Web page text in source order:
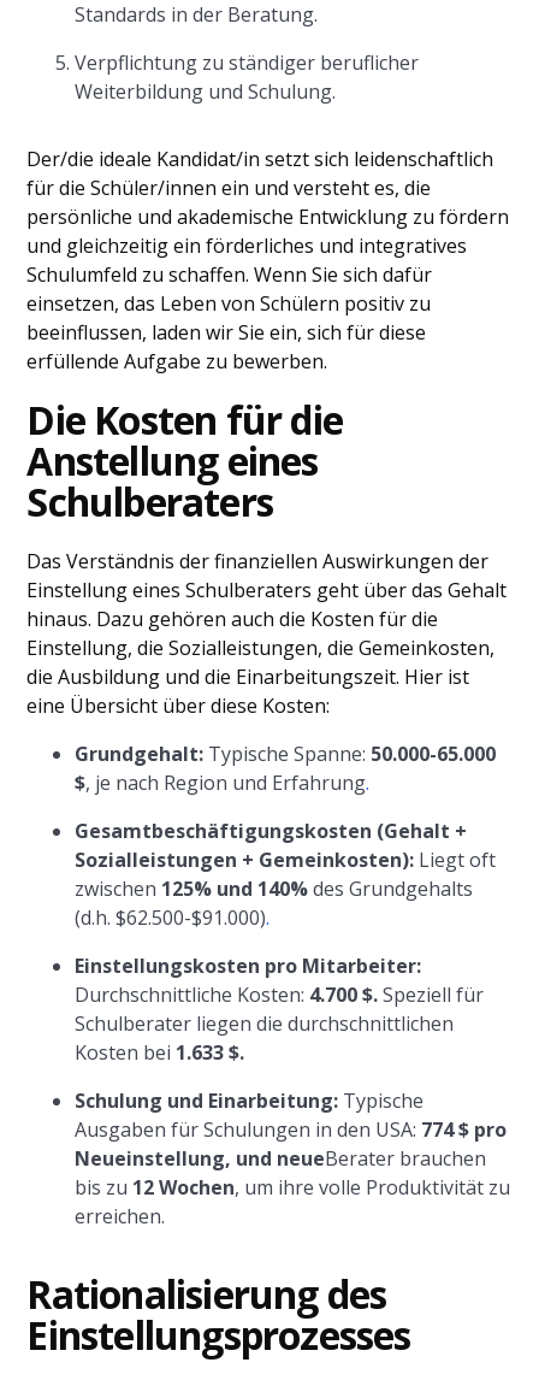
Standards in der Beratung.
Verpflichtung zu ständiger beruflicher
Weiterbildung und Schulung.
Der/die ideale Kandidat/in setzt sich leidenschaftlich
für die Schüler/innen ein und versteht es, die
persönliche und akademische Entwicklung zu fördern
und gleichzeitig ein förderliches und integratives
Schulumfeld zu schaffen. Wenn Sie sich dafür
einsetzen, das Leben von Schülern positiv zu
beeinflussen, laden wir Sie ein, sich für diese
erfüllende Aufgabe zu bewerben.
Die Kosten für die
Anstellung eines
Schulberaters
Das Verständnis der finanziellen Auswirkungen der
Einstellung eines Schulberaters geht über das Gehalt
hinaus. Dazu gehören auch die Kosten für die
Einstellung, die Sozialleistungen, die Gemeinkosten,
die Ausbildung und die Einarbeitungszeit. Hier ist
eine Übersicht über diese Kosten:
Grundgehalt: Typische Spanne: 50.000-65.000
$, je nach Region und Erfahrung.
Gesamtbeschäftigungskosten (Gehalt +
Sozialleistungen + Gemeinkosten): Liegt oft
zwischen 125% und 140%des Grundgehalts
(d.h. $62.500-$91.000).
Einstellungskosten pro Mitarbeiter:
Durchschnittliche Kosten: 4.700 $.Speziell für
Schulberater liegen die durchschnittlichen
Kosten bei 1.633 $.
Schulung und Einarbeitung: Typische
Ausgaben für Schulungen in den USA: 774 $ pro
Neueinstellung, und neueBerater brauchen
bis zu 12 Wochen, um ihre volle Produktivität zu
erreichen.
Rationalisierung des
Einstellungsprozesses